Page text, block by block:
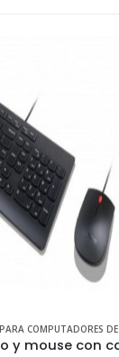
TECLADOS
HP NORMAL USB